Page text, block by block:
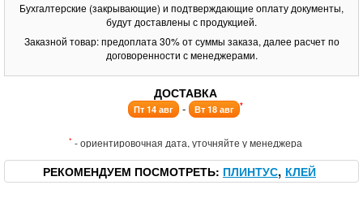
Бухгалтерские (закрывающие) и подтверждающие оплату документы,
будут доставлены с продукцией.
Заказной товар: предоплата 30% от суммы заказа, далее расчет по
договоренности с менеджерами.
ДОСТАВКА
Пт 14 авг - Вт 18 авг *
* - ориентировочная дата, уточняйте у менеджера
РЕКОМЕНДУЕМ ПОСМОТРЕТЬ ПЛИНТУС КЛЕЙ